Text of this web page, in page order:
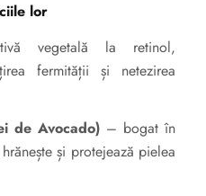
lor
vegetală la retinol,
fermității și netezirea
de Avocado) – bogat în
și protejează pielea